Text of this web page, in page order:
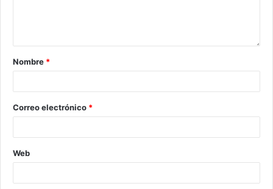
Nombre *
Correo electrónico *
Web